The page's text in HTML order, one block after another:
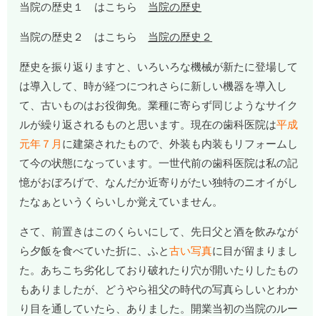
当院の歴史１ はこちら 当院の歴史
当院の歴史２ はこちら 当院の歴史２
歴史を振り返りますと、いろいろな機械が新たに登場して
は導入して、時が経つにつれさらに新しい機器を導入し
て、古いものはお役御免。業種に寄らず同じようなサイク
ルが繰り返されるものと思います。現在の歯科医院は平成
元年７月 に建築されたもので、外装も内装もリフォームし
て今の状態になっています。一世代前の歯科医院は私の記
憶がおぼろげで、なんだか近寄りがたい独特のニオイがし
たなぁというくらいしか覚えていません。
さて、前置きはこのくらいにして、先日父と酒を飲みなが
ら夕飯を食べていた折に、ふと古い写真に目が留まりまし
た。あちこち劣化しており破れたり穴が開いたりしたもの
もありましたが、どうやら祖父の時代の写真らしいとわか
り目を通していたら、ありました。開業当初の当院のルー